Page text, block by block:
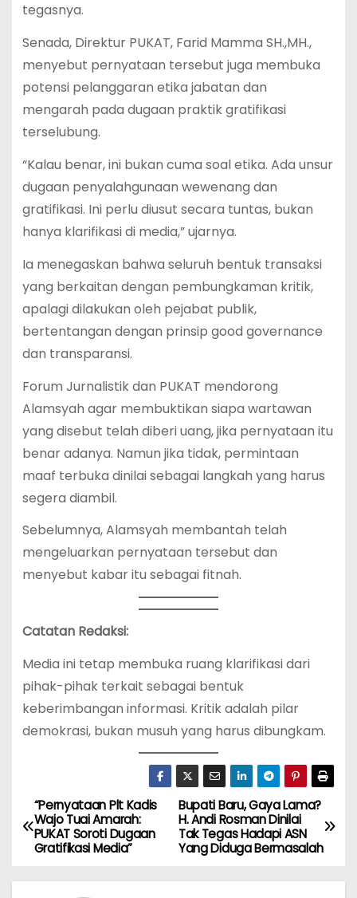
tegasnya.
Senada, Direktur PUKAT, Farid Mamma SH.,MH.,
menyebut pernyataan tersebut juga membuka
potensi pelanggaran etika jabatan dan
mengarah pada dugaan praktik gratifikasi
terselubung.
“Kalau benar, ini bukan cuma soal etika. Ada unsur
dugaan penyalahgunaan wewenang dan
gratifikasi. Ini perlu diusut secara tuntas, bukan
hanya klarifikasi di media,” ujarnya.
Ia menegaskan bahwa seluruh bentuk transaksi
yang berkaitan dengan pembungkaman kritik,
apalagi dilakukan oleh pejabat publik,
bertentangan dengan prinsip good governance
dan transparansi.
Forum Jurnalistik dan PUKAT mendorong
Alamsyah agar membuktikan siapa wartawan
yang disebut telah diberi uang, jika pernyataan itu
benar adanya. Namun jika tidak, permintaan
maaf terbuka dinilai sebagai langkah yang harus
segera diambil.
Sebelumnya, Alamsyah membantah telah
mengeluarkan pernyataan tersebut dan
menyebut kabar itu sebagai fitnah.
Catatan Redaksi:
Media ini tetap membuka ruang klarifikasi dari
pihak-pihak terkait sebagai bentuk
keberimbangan informasi. Kritik adalah pilar
demokrasi, bukan musuh yang harus dibungkam.
N
a
v
Bupati Baru, Gaya Lama?
H. Andi Rosman Dinilai
Tak Tegas Hadapi ASN
Yang Diduga Bermasalah
“Pernyataan Plt Kadis
Wajo Tuai Amarah:
PUKAT Soroti Dugaan
Gratifikasi Media”